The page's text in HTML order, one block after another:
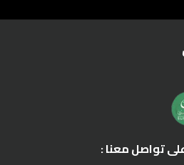
تواصل معنا :